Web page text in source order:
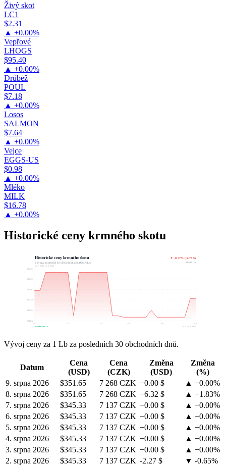
Živý skot
LC1
$2.31
▲ +0.00%
Vepřové
LHOGS
$95.40
▲ +0.00%
Drůbež
POUL
$7.18
▲ +0.00%
Losos
SALMON
$7.64
▲ +0.00%
Vejce
EGGS-US
$0.98
▲ +0.00%
Mléko
MILK
$16.78
▲ +0.00%
Historické ceny krmného skotu
Historické ceny krmného skotu
Vývoj za posledních 30 obchodních dnů (USD / Lb)
11. 7. 2026 – 9. 8. 2026
▼ -0.77% (-2.73 $)
$351.65 / Lb
$347.64
$354.67
$361.71
11.7. 17.7. 23.7. 28.7.
WebTrader.cz FC1 • 9. 8. 2026
Vývoj ceny za 1 Lb za posledních 30 obchodních dnů.
Datum
Cena
(USD)
Cena
(CZK)
Změna
(USD)
Změna
(%)
9. srpna 2026
$351.65 7 268 CZK +0.00 $
▲ +0.00%
8. srpna 2026
$351.65 7 268 CZK +6.32 $
▲ +1.83%
7. srpna 2026
$345.33 7 137 CZK +0.00 $
▲ +0.00%
6. srpna 2026
$345.33 7 137 CZK +0.00 $
▲ +0.00%
5. srpna 2026
$345.33 7 137 CZK +0.00 $
▲ +0.00%
4. srpna 2026
$345.33 7 137 CZK +0.00 $
▲ +0.00%
3. srpna 2026
$345.33 7 137 CZK +0.00 $
▲ +0.00%
2. srpna 2026
$345.33 7 137 CZK -2.27 $
▼ -0.65%